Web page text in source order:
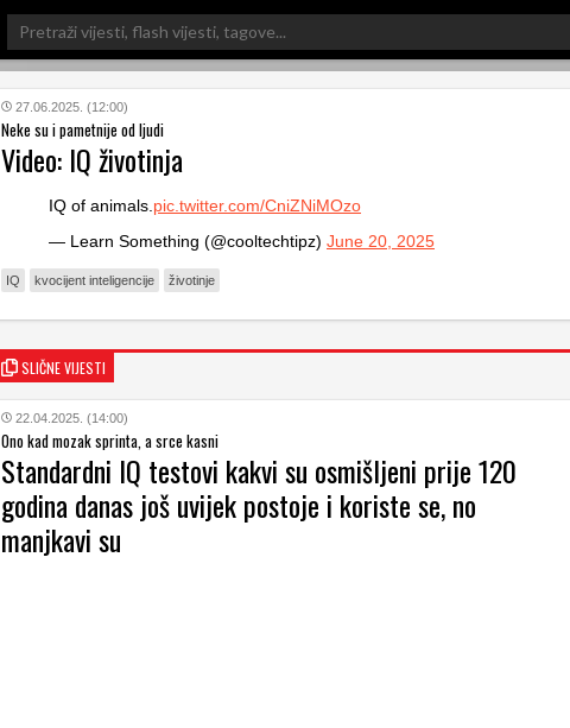
Search
for:
27.06.2025. (12:00)
Neke su i pametnije od ljudi
Video: IQ životinja
IQ of animals. pic.twitter.com/CniZNiMOzo
— Learn Something (@cooltechtipz) June 20, 2025
IQ kvocijent inteligencije životinje
SLIČNE VIJESTI
22.04.2025. (14:00)
Ono kad mozak sprinta, a srce kasni
Standardni IQ testovi kakvi su osmišljeni prije 120
godina danas još uvijek postoje i koriste se, no
manjkavi su